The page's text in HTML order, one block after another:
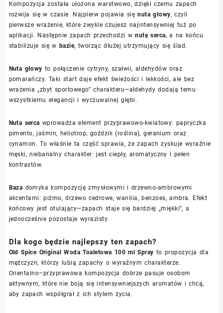
Kompozycja została ułożona warstwowo, dzięki czemu zapach
rozwija się w czasie. Najpierw pojawia sięnuta głowy, czyli
pierwsze wrażenie, które zwykle czujesz najintensywniej tuż po
aplikacji. Następnie zapach przechodzi wnutę serca, a na końcu
stabilizuje się w bazie, tworząc dłużej utrzymujący się ślad.
Nuta głowy to połączenie cytryny, szałwii, aldehydów oraz
pomarańczy. Taki start daje efekt świeżości i lekkości, ale bez
wrażenia „zbyt sportowego” charakteru—aldehydy dodają temu
wszystkiemu elegancji i wyczuwalnej głębi.
Nuta serca wprowadza element przyprawowo-kwiatowy: papryczka
pimento, jaśmin, heliotrop, goździk (roślina), geranium oraz
cynamon. To właśnie ta część sprawia, że zapach zyskuje wyraźnie
męski, niebanalny charakter: jest ciepły, aromatyczny i pełen
kontrastów.
Baza domyka kompozycję zmysłowymi i drzewno-ambrowymi
akcentami: piżmo, drzewo cedrowe, wanilia, benzoes, ambra. Efekt
końcowy jest otulający—zapach staje się bardziej „miękki”, a
jednocześnie pozostaje wyrazisty.
Dla kogo będzie najlepszy ten zapach?
Old Spice Original Woda Toaletowa 100 ml Spray to propozycja dla
mężczyzn, którzy lubią zapachy o wyraźnym charakterze.
Orientalno–przyprawowa kompozycja dobrze pasuje osobom
aktywnym, które nie boją się intensywniejszych aromatów i chcą,
aby zapach współgrał z ich stylem życia.